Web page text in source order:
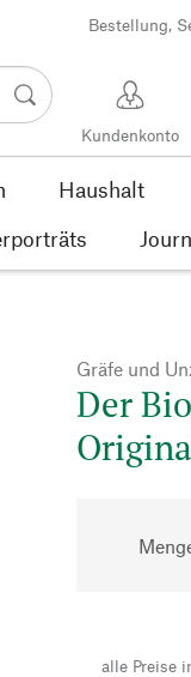
Bestellung,
Kundenkonto
Haushalt
Gräfe und
Der
alle Preise